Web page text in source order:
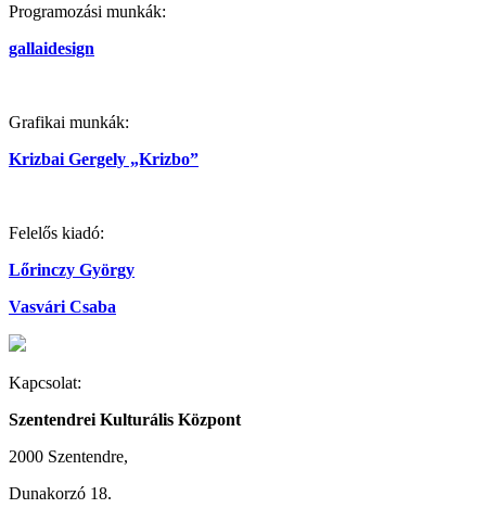
Programozási munkák:
gallaidesign
Grafikai munkák:
Krizbai Gergely „Krizbo”
Felelős kiadó:
Lőrinczy György
Vasvári Csaba
Kapcsolat:
Szentendrei Kulturális Központ
2000 Szentendre,
Dunakorzó 18.